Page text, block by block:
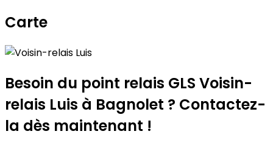
Carte
+
−
Besoin du point relais GLS Voisin-
relais Luis à Bagnolet ? Contactez-
la dès maintenant !